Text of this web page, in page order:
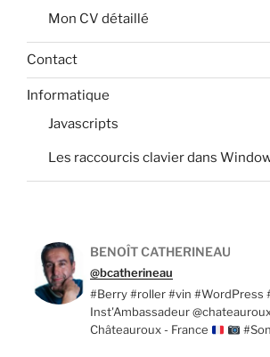
Mon CV détaillé
Contact
Informatique
Javascripts
Les raccourcis clavier dans
BENOÎT CATHERINEAU
@bcatherineau
#Berry #roller #vin #WordPress
Inst'Ambassadeur
Châteauroux - France